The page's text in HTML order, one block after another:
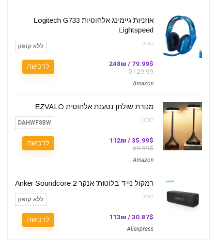
אוזניות גיימינג אלחוטיות Logitech G733
Lightspeed
קופון: ללא קופון
79.99$ / 248₪
$129.99
Amazon
לרכישה
מנורת שולחן נטענת אלחוטית EZVALO
קופון: DAHWF8BW
35.99$ / 112₪
59.99$
Amazon
לרכישה
רמקול נייד בלוטות' אנקר Anker Soundcore 2
קופון: ללא קופון
30.87$ / 113₪
Aliexpress
לרכישה